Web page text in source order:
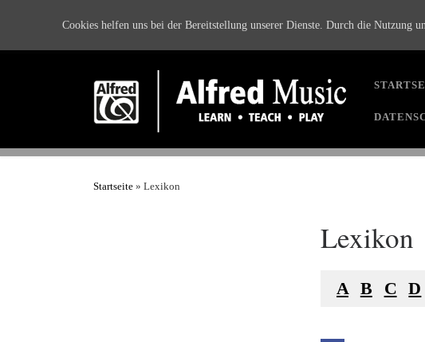
Zum Inhalt springen
Startseite » Lexikon
Lexikon
A B C D
Cookies helfen uns bei der Bereitstellung unserer Dienste. Durch die Nutzung